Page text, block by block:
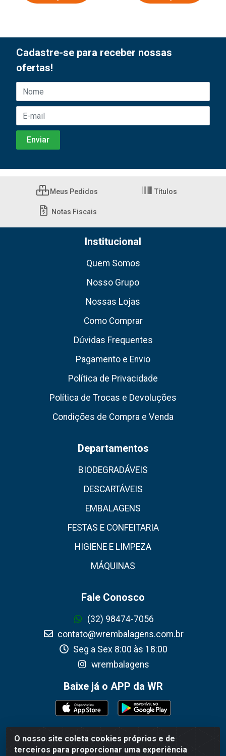
O nosso site coleta cookies próprios e de
terceiros para proporcionar uma experiência
Cadastre-se para receber nossas
ofertas!
Meus Pedidos Títulos
Notas Fiscais
Institucional
Quem Somos
Nosso Grupo
Nossas Lojas
Como Comprar
Dúvidas Frequentes
Pagamento e Envio
Política de Privacidade
Política de Trocas e Devoluções
Condições de Compra e Venda
Departamentos
BIODEGRADÁVEIS
DESCARTÁVEIS
EMBALAGENS
FESTAS E CONFEITARIA
HIGIENE E LIMPEZA
MÁQUINAS
Fale Conosco
(32) 98474-7056
contato@wrembalagens.com.br
Seg a Sex 8:00 às 18:00
wrembalagens
Baixe já o APP da WR
WR Embalagens - R. Cel. Teodoro Gomes de Araújo,